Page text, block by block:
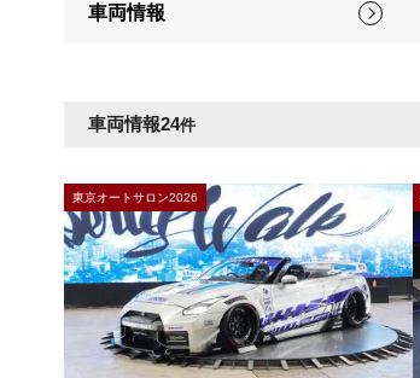
車両情報
車両情報24件
東京オートサロン2026